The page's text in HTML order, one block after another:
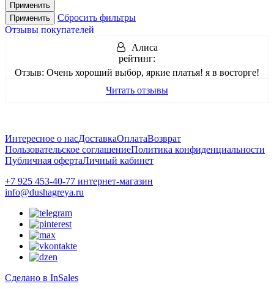
Применить
Применить
Сбросить фильтры
Отзывы покупателей
Алиса
рейтинг:
Отзыв: Очень хороший выбор, яркие платья! я в восторге!
Читать отзывы
Интересное о насДоставкаОплатаВозврат
Пользовательское соглашениеПолитика конфиденциальности
Публичная офертаЛичный кабинет
+7 925 453-40-77 интернет-магазин
info@dushagreya.ru
Сделано в InSales